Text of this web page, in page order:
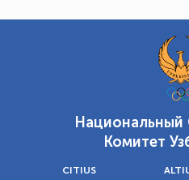
Комитет
CITIUS